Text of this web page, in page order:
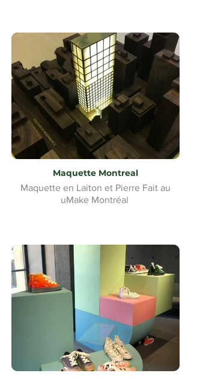
Maquette Montreal
Maquette en Laiton et Pierre Fait au
uMake Montréal